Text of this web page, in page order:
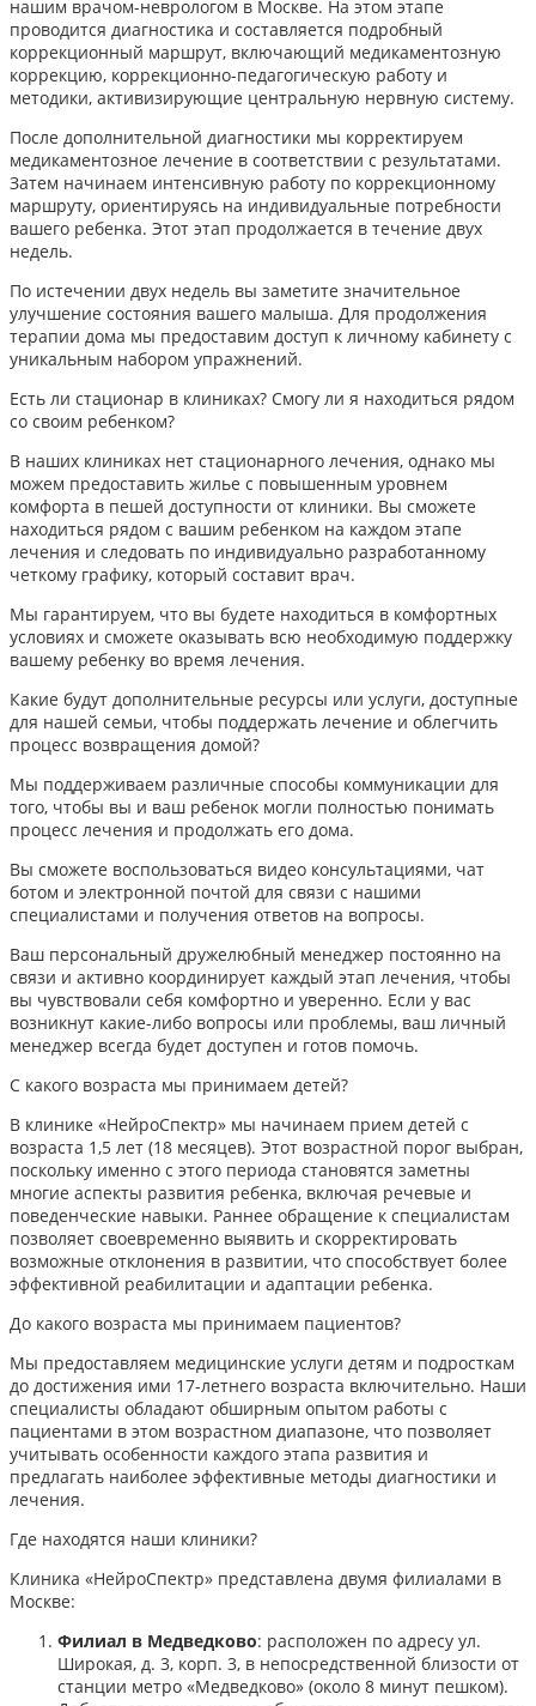
нашим врачом-неврологом в Москве. На этом этапе
проводится диагностика и составляется подробный
коррекционный маршрут, включающий медикаментозную
коррекцию, коррекционно-педагогическую работу и
методики, активизирующие центральную нервную систему.
После дополнительной диагностики мы корректируем
медикаментозное лечение в соответствии с результатами.
Затем начинаем интенсивную работу по коррекционному
маршруту, ориентируясь на индивидуальные потребности
вашего ребенка. Этот этап продолжается в течение двух
недель.
По истечении двух недель вы заметите значительное
улучшение состояния вашего малыша. Для продолжения
терапии дома мы предоставим доступ к личному кабинету с
уникальным набором упражнений.
Есть ли стационар в клиниках? Смогу ли я находиться рядом
со своим ребенком?
В наших клиниках нет стационарного лечения, однако мы
можем предоставить жилье с повышенным уровнем
комфорта в пешей доступности от клиники. Вы сможете
находиться рядом с вашим ребенком на каждом этапе
лечения и следовать по индивидуально разработанному
четкому графику, который составит врач.
Мы гарантируем, что вы будете находиться в комфортных
условиях и сможете оказывать всю необходимую поддержку
вашему ребенку во время лечения.
Какие будут дополнительные ресурсы или услуги, доступные
для нашей семьи, чтобы поддержать лечение и облегчить
процесс возвращения домой?
Мы поддерживаем различные способы коммуникации для
того, чтобы вы и ваш ребенок могли полностью понимать
процесс лечения и продолжать его дома.
Вы сможете воспользоваться видео консультациями, чат
ботом и электронной почтой для связи с нашими
специалистами и получения ответов на вопросы.
Ваш персональный дружелюбный менеджер постоянно на
связи и активно координирует каждый этап лечения, чтобы
вы чувствовали себя комфортно и уверенно. Если у вас
возникнут какие-либо вопросы или проблемы, ваш личный
менеджер всегда будет доступен и готов помочь.
С какого возраста мы принимаем детей?
В клинике «НейроСпектр» мы начинаем прием детей с
возраста 1,5 лет (18 месяцев). Этот возрастной порог выбран,
поскольку именно с этого периода становятся заметны
многие аспекты развития ребенка, включая речевые и
поведенческие навыки. Раннее обращение к специалистам
позволяет своевременно выявить и скорректировать
возможные отклонения в развитии, что способствует более
эффективной реабилитации и адаптации ребенка.​
До какого возраста мы принимаем пациентов?
Мы предоставляем медицинские услуги детям и подросткам
до достижения ими 17-летнего возраста включительно. Наши
специалисты обладают обширным опытом работы с
пациентами в этом возрастном диапазоне, что позволяет
учитывать особенности каждого этапа развития и
предлагать наиболее эффективные методы диагностики и
лечения.​
Где находятся наши клиники?
Клиника «НейроСпектр» представлена двумя филиалами в
Москве:​
Филиал в Медведково: расположен по адресу ул.
Широкая, д. 3, корп. 3, в непосредственной близости от
станции метро «Медведково» (около 8 минут пешком).